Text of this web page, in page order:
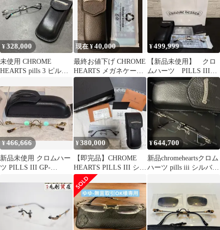
¥328,000
未使用 CHROME
HEARTS pills 3 ピルズ
レス クロムハーツ
MBK-MBK-P シルバー
55□20-144 （20153M）
現在 ¥40,000
最終お値下げ CHROME
HEARTS メガネケース
メガネクロス セット
¥499,999
【新品未使用】 クロ
ムハーツ PILLS III
GP-BRBBR-P
¥466,666
新品未使用 クロムハー
ツ PILLS III GP-
¥380,000
【即完品】CHROME
HEARTS PILLS III シル
バー
¥644,700
新品chromeheartsクロム
ハーツ pills iii シルバー